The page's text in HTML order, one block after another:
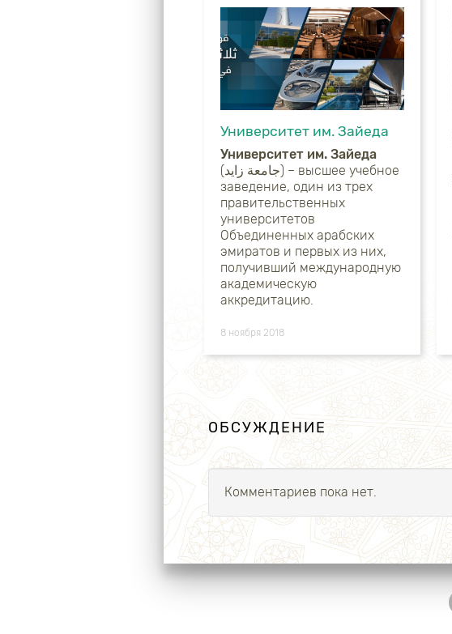
Университет им. Зайеда
Университет им. Зайеда
(جامعة زايد) – высшее учебное
заведение, один из трех
правительственных
университетов
Объединенных арабских
эмиратов и первых из них,
получивший международную
академическую
аккредитацию.
8 ноября 2018
ОБСУЖДЕНИЕ
Комментариев пока нет.